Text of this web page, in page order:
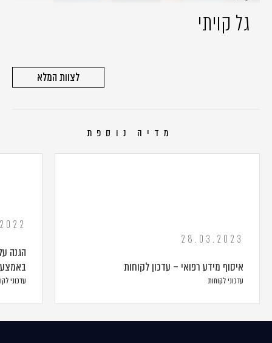
גל קויתי
לצוות המלא
מדיה נוספת
28.03.2023
איסוף מידע רפואי – עדכון לקוחות
עדכוני לקוחות
הגנה
עדכוני